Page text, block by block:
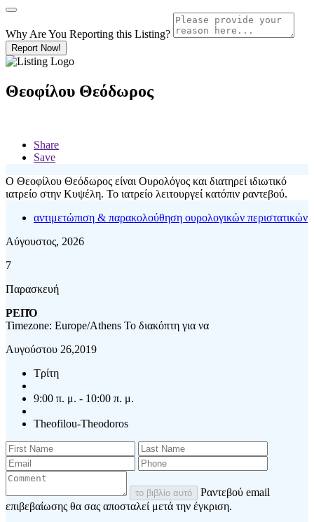
Why Are You Reporting this Listing?
Report Now!
Θεοφίλου Θεόδωρος
Share
Save
Ο Θεοφίλου Θεόδωρος είναι Ουρολόγος και διατηρεί ιδιωτικό
ιατρείο στην Κυψέλη. Το ιατρείο λειτουργεί κατόπιν ραντεβού.
αντιμετώπιση & παρακολούθηση ουρολογικών περιστατικών
Αύγουστος, 2026
7
Παρασκευή
ΡΕΠΌ
Timezone: Europe/Athens Το διακόπτη για να
Αυγούστου 26,2019
Τρίτη
9:00 π. μ. - 10:00 π. μ.
Theofilou-Theodoros
το βιβλίο αυτό
Ραντεβού email
επιβεβαίωσης θα σας αποσταλεί μετά την έγκριση.